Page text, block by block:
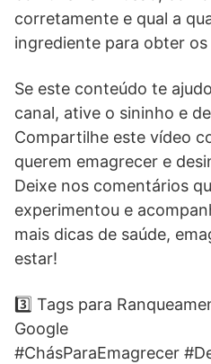
corretamente e qual a
ingrediente para obter
Se este conteúdo te
canal, ative o sininho e
Compartilhe este vídeo
querem emagrecer e
Deixe nos comentários
experimentou e
mais dicas de saúde,
estar!
3️⃣ Tags para
Google
#ChásParaEmagrecer